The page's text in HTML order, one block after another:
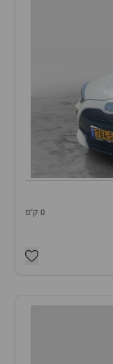
0 ק"מ